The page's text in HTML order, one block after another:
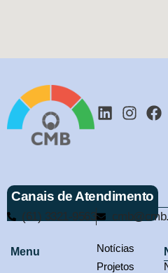
Canais de Atendimento
(61) 3321-9563
Menu
Notícias
Projetos